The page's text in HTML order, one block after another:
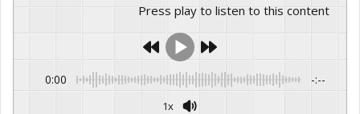
Press play to listen to this content
0:00 -:--
1x